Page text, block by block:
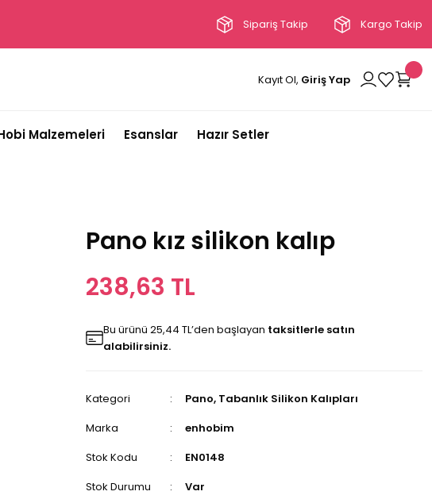
Sipariş Takip Kargo Takip
Kayıt Ol, Giriş Yap
Malzemeleri Esanslar Hazır Setler
Pano kız silikon kalıp
238,63 TL
Bu ürünü 25,44 TL’den başlayan taksitlerle satın
alabilirsiniz.
Kategori
Pano, Tabanlık Silikon Kalıpları
Marka
enhobim
Stok Kodu
EN0148
Stok Durumu
Var